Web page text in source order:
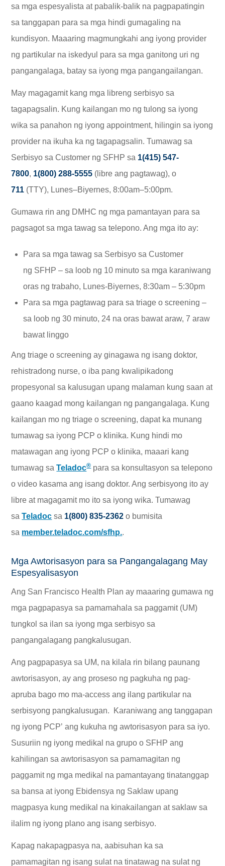
sa mga espesyalista at pabalik-balik na pagpapatingin
sa tanggapan para sa mga hindi gumagaling na
kundisyon. Maaaring magmungkahi ang iyong provider
ng partikular na iskedyul para sa mga ganitong uri ng
pangangalaga, batay sa iyong mga pangangailangan.
May magagamit kang mga libreng serbisyo sa
tagapagsalin. Kung kailangan mo ng tulong sa iyong
wika sa panahon ng iyong appointment, hilingin sa iyong
provider na ikuha ka ng tagapagsalin. Tumawag sa
Serbisyo sa Customer ng SFHP sa 1(415) 547-
7800, 1(800) 288-5555 (libre ang pagtawag), o
711 (TTY), Lunes–Biyernes, 8:00am–5:00pm.
Gumawa rin ang DMHC ng mga pamantayan para sa
pagsagot sa mga tawag sa telepono. Ang mga ito ay:
Para sa mga tawag sa Serbisyo sa Customer
ng SFHP – sa loob ng 10 minuto sa mga karaniwang
oras ng trabaho, Lunes-Biyernes, 8:30am – 5:30pm
Para sa mga pagtawag para sa triage o screening –
sa loob ng 30 minuto, 24 na oras bawat araw, 7 araw
bawat linggo
Ang triage o screening ay ginagawa ng isang doktor,
rehistradong nurse, o iba pang kwalipikadong
propesyonal sa kalusugan upang malaman kung saan at
gaano kaagad mong kailangan ng pangangalaga. Kung
kailangan mo ng triage o screening, dapat ka munang
tumawag sa iyong PCP o klinika. Kung hindi mo
matawagan ang iyong PCP o klinika, maaari kang
tumawag saTeladoc®para sa konsultasyon sa telepono
o video kasama ang isang doktor. Ang serbisyong ito ay
libre at magagamit mo ito sa iyong wika. Tumawag
saTeladoc sa 1(800) 835-2362 o bumisita
sa member.teladoc.com/sfhp..
Mga Awtorisasyon para sa Pangangalagang May
Espesyalisasyon
Ang San Francisco Health Plan ay maaaring gumawa ng
mga pagpapasya sa pamamahala sa paggamit (UM)
tungkol sa ilan sa iyong mga serbisyo sa
pangangalagang pangkalusugan.
Ang pagpapasya sa UM, na kilala rin bilang paunang
awtorisasyon, ay ang proseso ng pagkuha ng pag-
apruba bago mo ma-access ang ilang partikular na
serbisyong pangkalusugan. Karaniwang ang tanggapan
ng iyong PCP’ ang kukuha ng awtorisasyon para sa iyo.
Susuriin ng iyong medikal na grupo o SFHP ang
kahilingan sa awtorisasyon sa pamamagitan ng
paggamit ng mga medikal na pamantayang tinatanggap
sa bansa at iyong Ebidensya ng Saklaw upang
magpasya kung medikal na kinakailangan at saklaw sa
ilalim ng iyong plano ang isang serbisyo.
Kapag nakapagpasya na, aabisuhan ka sa
pamamagitan ng isang sulat na tinatawag na sulat ng